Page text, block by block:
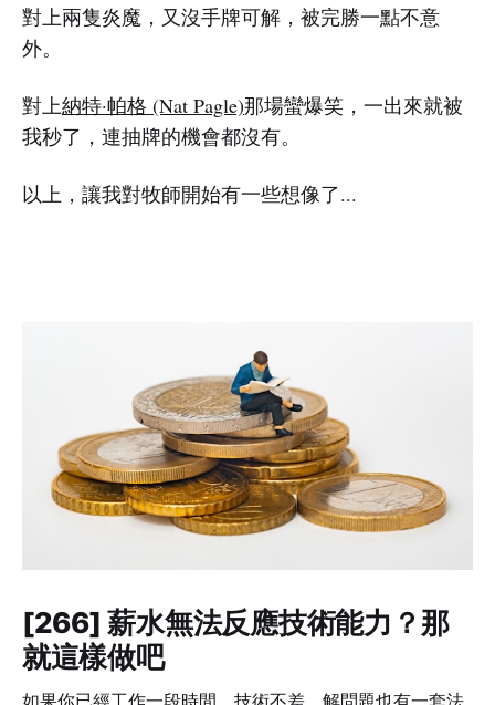
對上兩隻炎魔，又沒手牌可解，被完勝一點不意
外。
對上納特·帕格 (Nat Pagle)那場蠻爆笑，一出來就被
我秒了，連抽牌的機會都沒有。
以上，讓我對牧師開始有一些想像了...
[266] 薪水無法反應技術能力？那
就這樣做吧